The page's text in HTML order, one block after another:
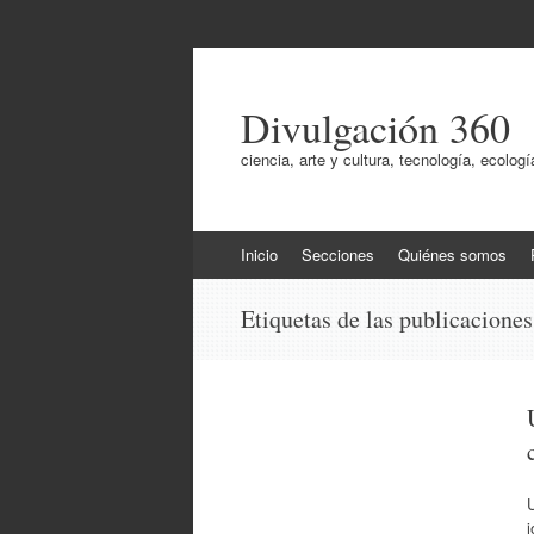
Divulgación 360
ciencia, arte y cultura, tecnología,
al
Inicio Secciones Quiénes somos
Etiquetas de las